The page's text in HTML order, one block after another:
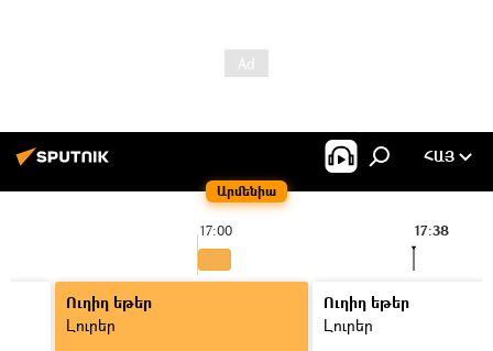
Արմենիա
ՀԱՅ
17:00 17:38
Ուղիղ եթեր
Լուրեր
Ուղիղ եթեր
Լուրեր